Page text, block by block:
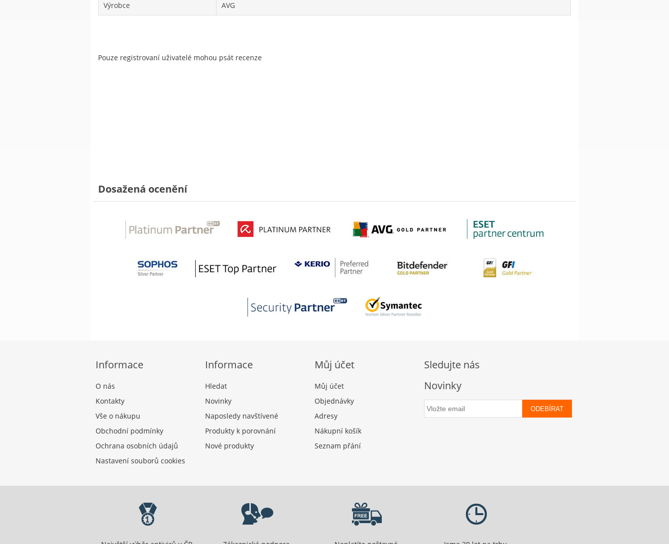
Výrobce AVG
Pouze registrovaní uživatelé mohou psát recenze
Dosažená ocenění
Informace
O nás
Kontakty
Vše o nákupu
Obchodní podmínky
Ochrana osobních údajů
Nastavení souborů cookies
Informace
Hledat
Novinky
Naposledy navštívené
Produkty k porovnání
Nové produkty
Můj účet
Můj účet
Objednávky
Adresy
Nákupní košík
Seznam přání
Sledujte nás
Novinky
ODEBÍRAT